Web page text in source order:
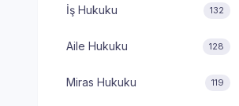
İş Hukuku 132
Aile Hukuku 128
Miras Hukuku 119